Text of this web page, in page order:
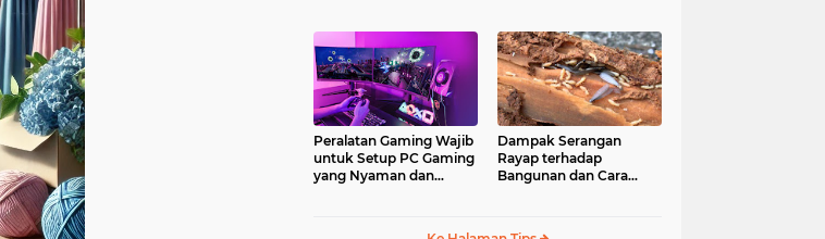
Peralatan Gaming Wajib
untuk Setup PC Gaming
yang Nyaman dan
Dampak Serangan
Rayap terhadap
Bangunan dan Cara